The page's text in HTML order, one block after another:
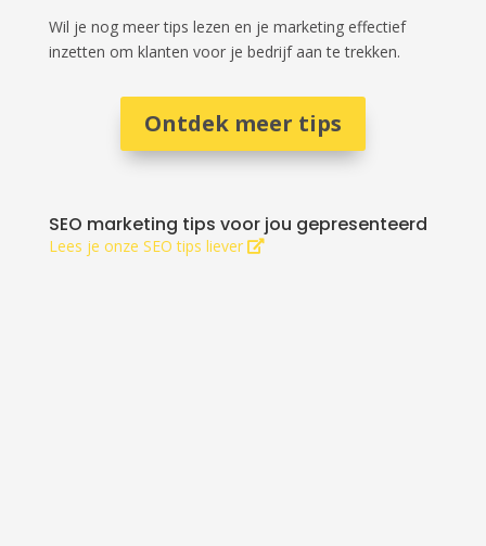
Wil je nog meer tips lezen en je marketing effectief
inzetten om klanten voor je bedrijf aan te trekken.
Ontdek meer tips
SEO marketing tips voor jou gepresenteerd
Lees je onze SEO tips liever